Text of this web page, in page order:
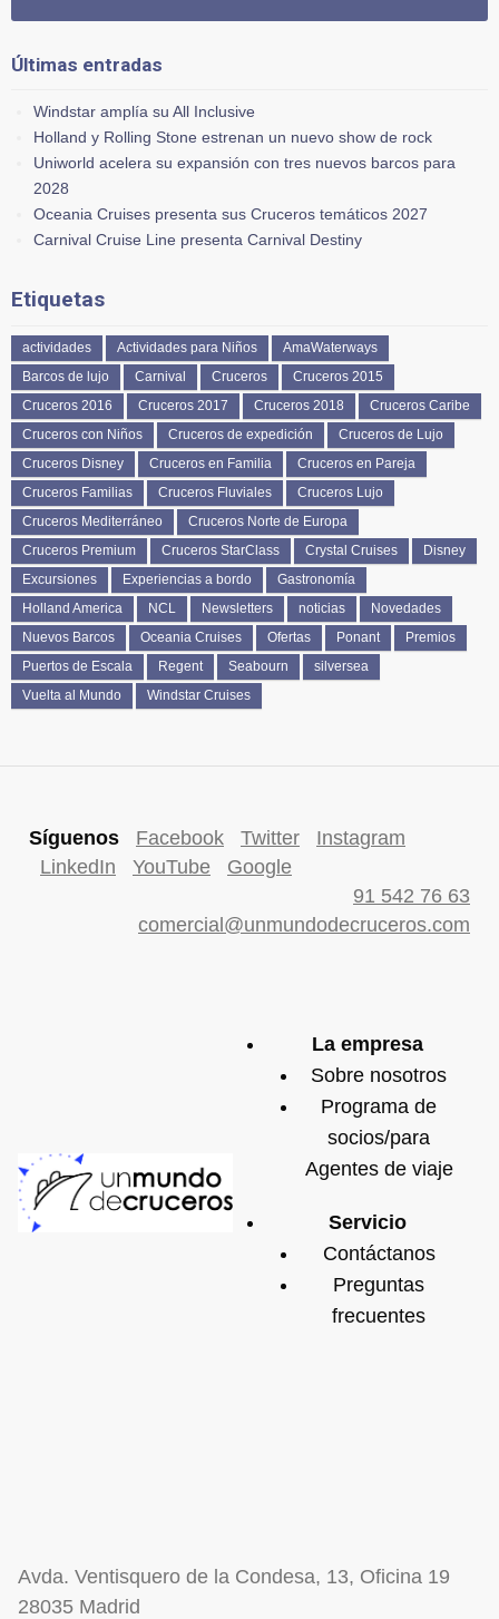
Últimas entradas
Windstar amplía su All Inclusive
Holland y Rolling Stone estrenan un nuevo show de rock
Uniworld acelera su expansión con tres nuevos barcos para
2028
Oceania Cruises presenta sus Cruceros temáticos 2027
Carnival Cruise Line presenta Carnival Destiny
Etiquetas
actividades Actividades para Niños
AmaWaterways
Barcos de lujo
Carnival Cruceros
Cruceros 2015
Cruceros 2016
Cruceros 2017 Cruceros 2018
Cruceros Caribe
Cruceros con Niños
Cruceros de expedición
Cruceros de Lujo
Cruceros Disney
Cruceros en Familia
Cruceros en Pareja
Cruceros Familias
Cruceros Fluviales
Cruceros Lujo
Cruceros Mediterráneo
Cruceros Norte de Europa
Cruceros Premium
Cruceros StarClass Crystal Cruises
Disney
Excursiones
Experiencias a bordo
Gastronomía
Holland America
NCL Newsletters noticias
Novedades
Nuevos Barcos
Oceania Cruises Ofertas Ponant
Premios
Puertos de Escala
Regent Seabourn
silversea
Vuelta al Mundo
Windstar Cruises
Síguenos Facebook Twitter
Instagram
LinkedIn
YouTube
Google
91 542 76 63
comercial@unmundodecruceros.com
La empresa
Sobre nosotros
Programa de
socios/para
Agentes de viaje
Servicio
Contáctanos
Preguntas
frecuentes
Avda. Ventisquero de la Condesa, 13, Oficina 19
28035 Madrid